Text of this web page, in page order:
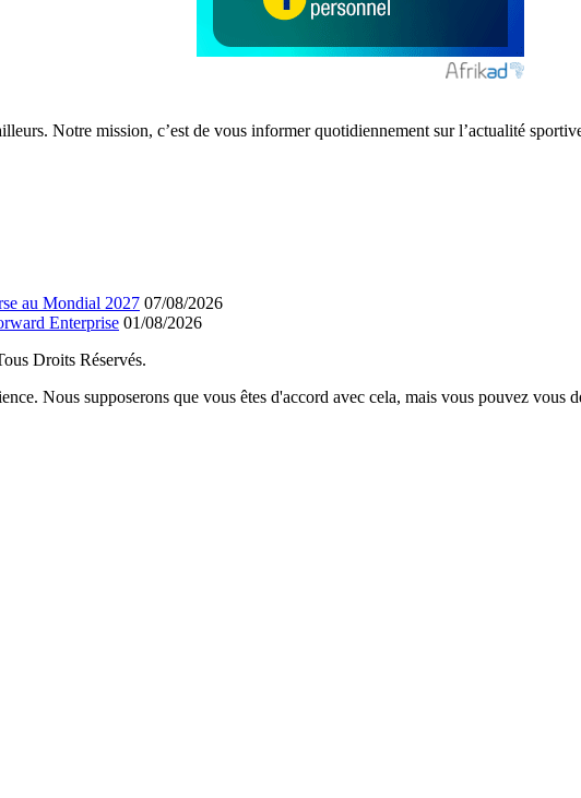
Notre mission, c’est de vous informer quotidiennement sur l’actualité
au Mondial 2027 07/08/2026
Enterprise 01/08/2026
Droits Réservés.
Nous supposerons que vous êtes d'accord avec cela, mais vous pouvez vous